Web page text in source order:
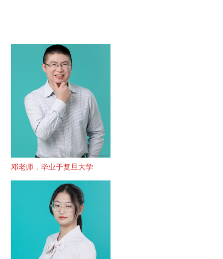
邓老师，毕业于复旦大学